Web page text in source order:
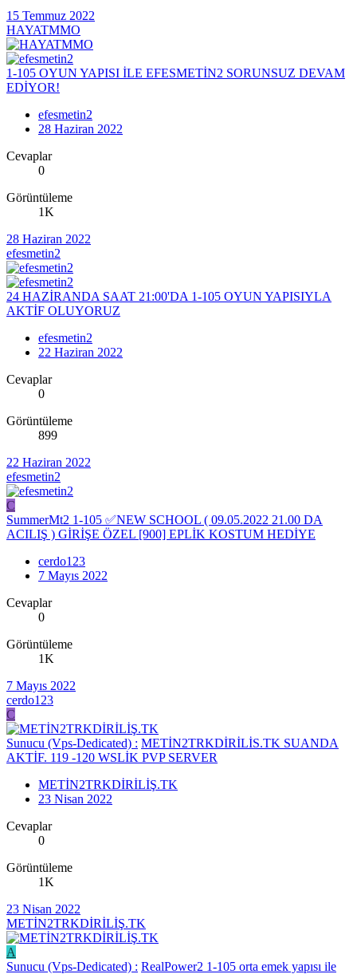
15 Temmuz 2022
HAYATMMO
1-105 OYUN YAPISI İLE EFESMETİN2 SORUNSUZ DEVAM
EDİYOR!
efesmetin2
28 Haziran 2022
Cevaplar
0
Görüntüleme
1K
28 Haziran 2022
efesmetin2
24 HAZİRANDA SAAT 21:00'DA 1-105 OYUN YAPISIYLA
AKTİF OLUYORUZ
efesmetin2
22 Haziran 2022
Cevaplar
0
Görüntüleme
899
22 Haziran 2022
efesmetin2
C
SummerMt2 1-105 ✅NEW SCHOOL ( 09.05.2022 21.00 DA
ACILIŞ ) GİRİŞE ÖZEL [900] EPLİK KOSTUM HEDİYE
cerdo123
7 Mayıs 2022
Cevaplar
0
Görüntüleme
1K
7 Mayıs 2022
cerdo123
C
Sunucu (Vps-Dedicated) : METİN2TRKDİRİLİS.TK SUANDA
AKTİF. 119 -120 WSLİK PVP SERVER
METİN2TRKDİRİLİŞ.TK
23 Nisan 2022
Cevaplar
0
Görüntüleme
1K
23 Nisan 2022
METİN2TRKDİRİLİŞ.TK
A
Sunucu (Vps-Dedicated) : RealPower2 1-105 orta emek yapısı ile